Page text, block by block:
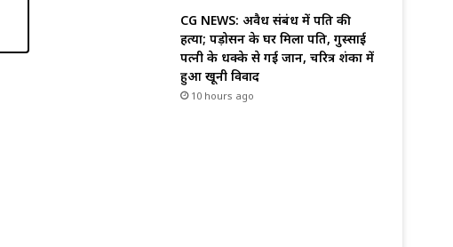
CG NEWS: अवैध संबंध में पति की
हत्या; पड़ोसन के घर मिला पति, गुस्साई
पत्नी के धक्के से गई जान, चरित्र शंका में
हुआ खूनी विवाद
10 hours ago